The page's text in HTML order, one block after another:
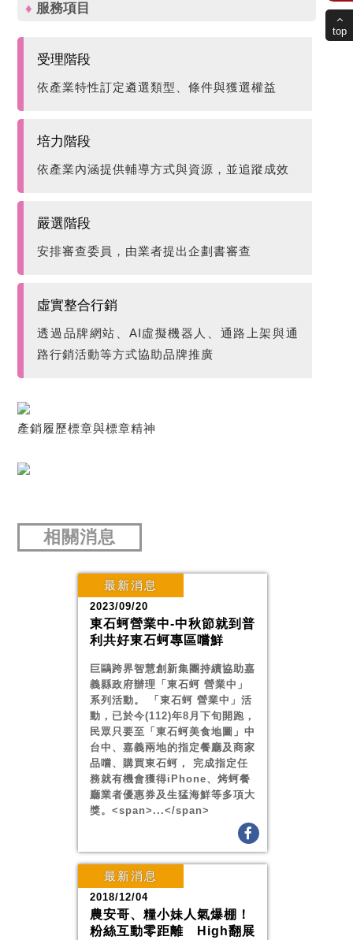
top
♦ 服務項目
受理階段
依產業特性訂定遴選類型、條件與獲選權益
培力階段
依產業內涵提供輔導方式與資源，並追蹤成效
嚴選階段
安排審查委員，由業者提出企劃書審查
虛實整合行銷
透過品牌網站、AI虛擬機器人、通路上架與通
路行銷活動等方式協助品牌推廣
產銷履歷標章與標章精神
相關消息
最新消息
2023/09/20
東石蚵營業中-中秋節就到普
利共好東石蚵專區嚐鮮
巨鷗跨界智慧創新集團持續協助嘉
義縣政府辦理「東石蚵 營業中」
系列活動。 「東石蚵 營業中」活
動，已於今(112)年8月下旬開跑，
民眾只要至「東石蚵美食地圖」中
台中、嘉義兩地的指定餐廳及商家
品嚐、購買東石蚵， 完成指定任
務就有機會獲得iPhone、烤蚵餐
廳業者優惠券及生猛海鮮等多項大
獎。<span>...</span>
最新消息
2018/12/04
農安哥、糧小妹人氣爆棚！
粉絲互動零距離 High翻展